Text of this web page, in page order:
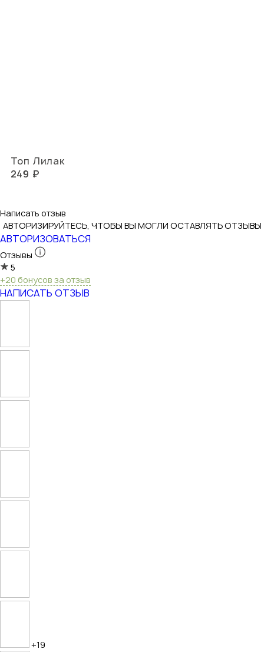
Топ Лилак
249 ₽
Написать отзыв
АВТОРИЗИРУЙТЕСЬ, ЧТОБЫ ВЫ МОГЛИ ОСТАВЛЯТЬ ОТЗЫВЫ
АВТОРИЗОВАТЬСЯ
Отзывы
5
+20 бонусов за отзыв
НАПИСАТЬ ОТЗЫВ
+19